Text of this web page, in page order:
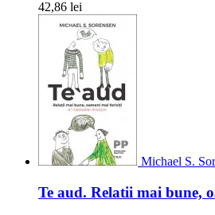
42,86 lei
Michael S.
Te aud. Relatii mai bune,